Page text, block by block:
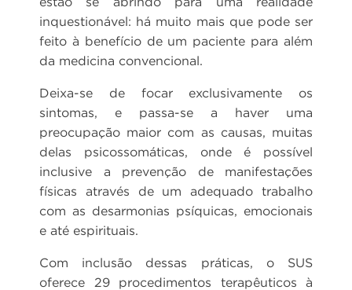
inquestionável: há muito mais que pode ser
feito à benefício de um paciente para além
da medicina convencional.
Deixa-se de focar exclusivamente os
sintomas, e passa-se a haver uma
preocupação maior com as causas, muitas
delas psicossomáticas, onde é possível
inclusive a prevenção de manifestações
físicas através de um adequado trabalho
com as desarmonias psíquicas, emocionais
e até espirituais.
Com inclusão dessas práticas, o SUS
oferece 29 procedimentos terapêuticos à